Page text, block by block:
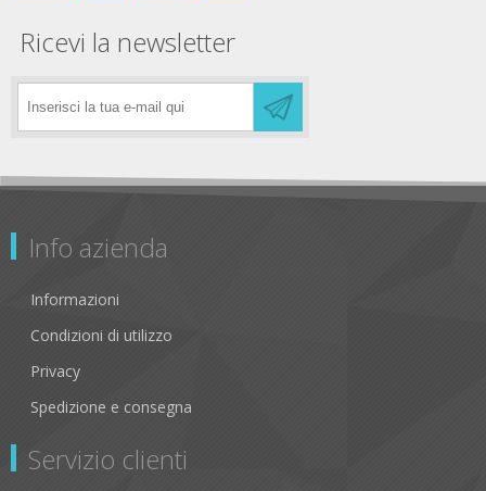
Ricevi la newsletter
Info azienda
Informazioni
Condizioni di utilizzo
Privacy
Spedizione e consegna
Servizio clienti